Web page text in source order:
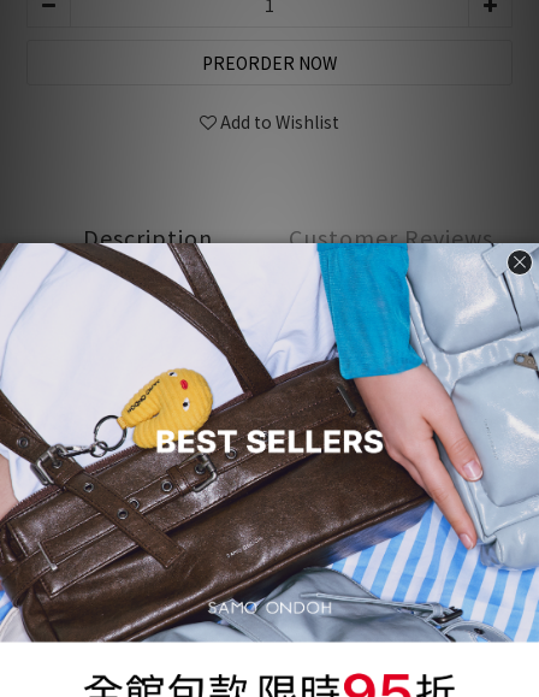
PREORDER NOW
Add to Wishlist
Description Customer Reviews